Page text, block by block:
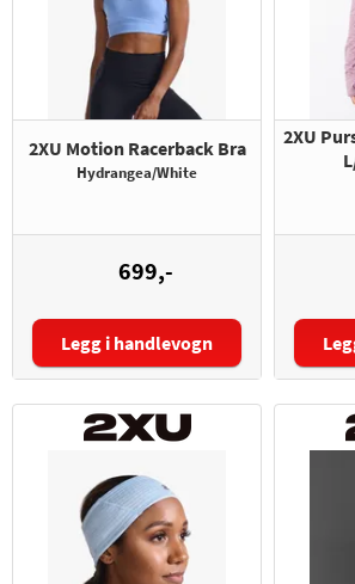
2XU Motion Racerback Bra
Hydrangea/White
699,-
Størrelse:
Legg i handlevogn
2XU